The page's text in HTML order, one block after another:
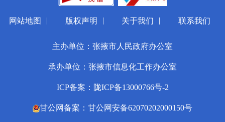
网站地图 | 版权声明 | 关于我们 | 联系我们
主办单位：张掖市人民政府办公室
承办单位：张掖市信息化工作办公室
ICP备案：陇ICP备13000766号-2
甘公网备案：甘公网安备62070202000150号